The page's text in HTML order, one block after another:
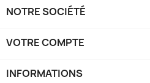
NOTRE SOCIÉTÉ
VOTRE COMPTE
INFORMATIONS